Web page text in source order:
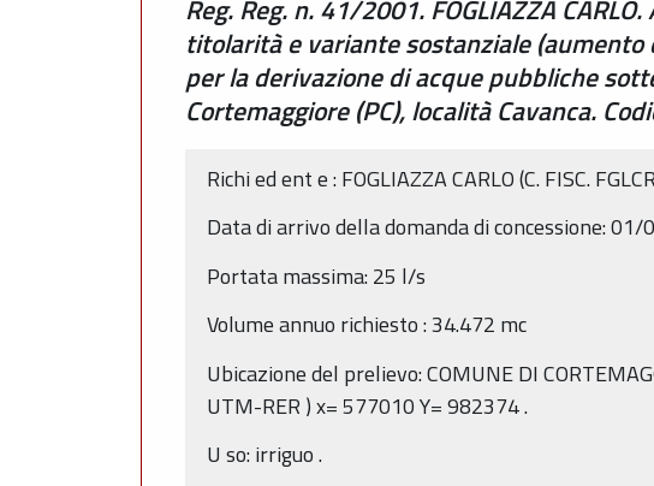
Reg. Reg. n. 41/2001. FOGLIAZZA
titolarità e variante sostanziale
per la derivazione di acque pubbliche
Cortemaggiore (PC), località Cavanca.
Richiedente:FOGLIAZZA CARLO(C.FISC.
Data di arrivo della domanda di concessione:01/
Portata massima:25 l/s
Volume annuo richiesto:34.472 mc
Ubicazionedel prelievo:COMUNE DI
UTM-RER ) x=577010Y=982374.
U so:irriguo.